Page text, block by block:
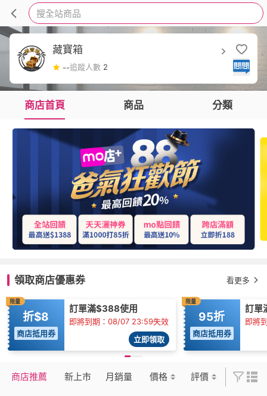
搜全站商品
藏寶箱
--追蹤人數 2
商店首頁 商品 分類
領取商店優惠券 看更多
限量
折$8
商店抵用券
訂單滿$388使用
即將到期：08/07 23:59失效
立即領取
限量
95折
商店抵用券
訂單
即將
商店推薦 新上市 月銷量 價格 評價